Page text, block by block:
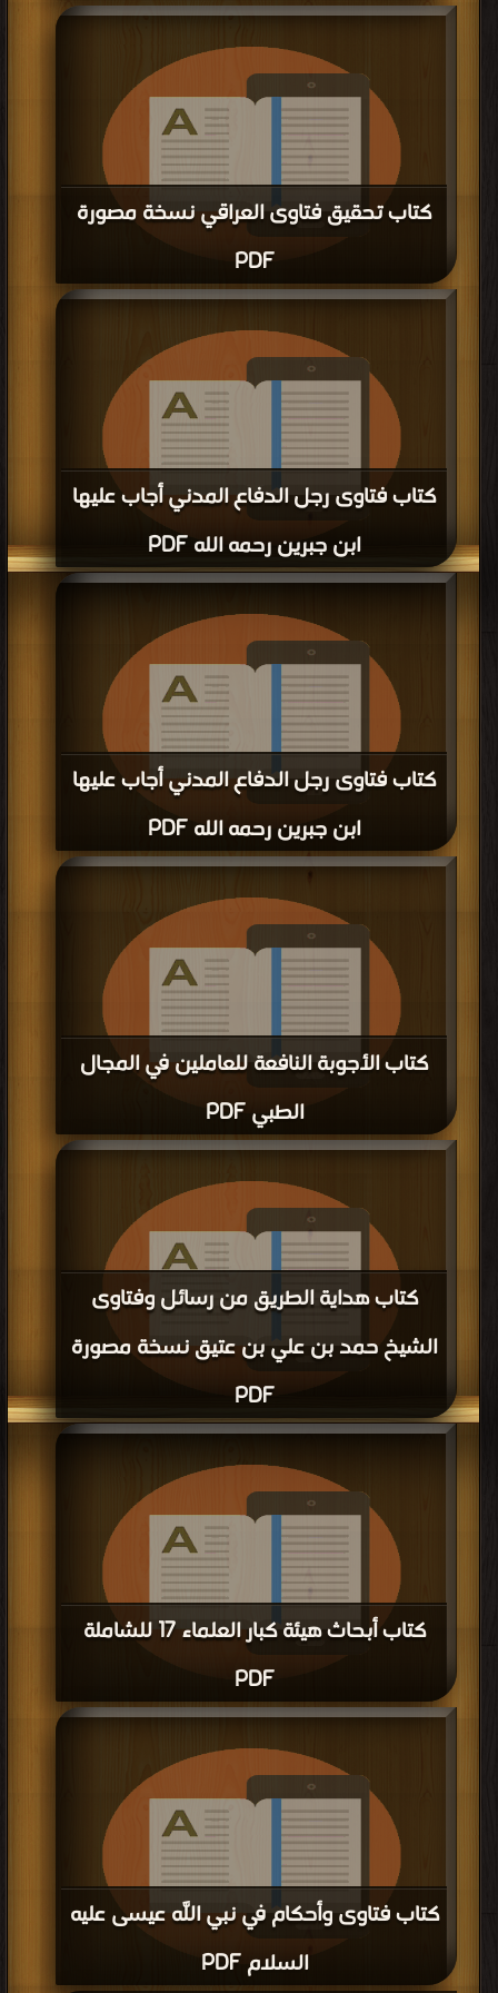
كتاب تحقيق فتاوى العراقي نسخة مصورة
PDF
قراءة و تحميل كتاب كتاب تحقيق فتاوى العراقي نسخة مصورة PDF مجانا | مكتبة >
كتب في مجانا| التحميل : مرة/مرات
كتاب فتاوى رجل الدفاع المدني أجاب عليها
ابن جبرين رحمه الله PDF
قراءة و تحميل كتاب كتاب فتاوى رجل الدفاع المدني أجاب عليها ابن جبرين رحمه الله
كتب في موقع
كتاب فتاوى رجل الدفاع المدني أجاب عليها
ابن جبرين رحمه الله PDF
قراءة و تحميل كتاب كتاب فتاوى رجل الدفاع المدني أجاب عليها ابن جبرين رحمه الله
كتب في جديد| التحميل : مرة/مرات
كتاب الأجوبة النافعة للعاملين في المجال
الطبي PDF
قراءة و تحميل كتاب كتاب الأجوبة النافعة للعاملين في المجال الطبي PDF مجانا |
كتب في اكبر موقع| التحميل : مرة/مرات
كتاب هداية الطريق من رسائل وفتاوى
الشيخ حمد بن علي بن عتيق نسخة مصورة
PDF
قراءة و تحميل كتاب كتاب هداية الطريق من رسائل وفتاوى الشيخ حمد بن علي بن
كتب في تنزيل مباشر
كتاب أبحاث هيئة كبار العلماء 17 للشاملة
PDF
قراءة و تحميل كتاب كتاب أبحاث هيئة كبار العلماء 17 للشاملة PDF مجانا | مكتبة >
كتب في مجانا| التحميل : مرة/مرات
كتاب فتاوى وأحكام في نبي اللَّه عيسى عليه
السلام PDF